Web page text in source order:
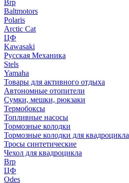
Brp
Baltmotors
Polaris
Arctic Cat
ЦФ
Kawasaki
Русская Механика
Stels
Yamaha
Товары для активного отдыха
Автономные отопители
Сумки, мешки, рюкзаки
Термобоксы
Топливные насосы
Тормозные колодки
Тормозные колодки для квадроцикла
Тросы синтетические
Чехол для квадроцикла
Brp
ЦФ
Odes